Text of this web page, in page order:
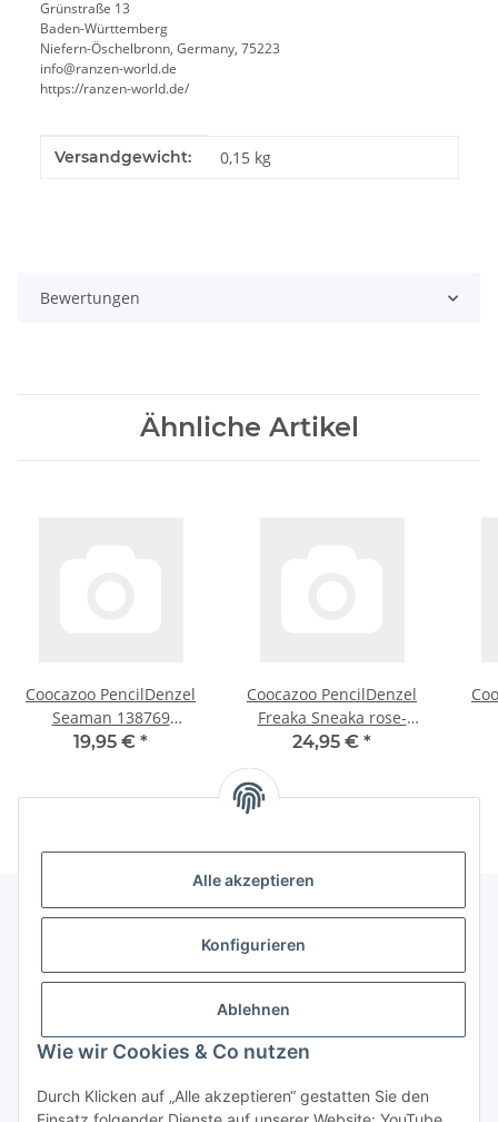
Alle akzeptieren
Konfigurieren
Ablehnen
Wie wir Cookies & Co nutzen
Durch Klicken auf „Alle akzeptieren“ gestatten Sie den
Grünstraße 13
Baden-Württemberg
Niefern-Öschelbronn, Germany, 75223
info@ranzen-world.de
https://ranzen-world.de/
Produkteigenschaft
Wert
Versandgewicht: 0,15 kg
Bewertungen
Ähnliche Artikel
Coocazoo PencilDenzel
Seaman 138769
Schlampermäppchen
19,95 € *
Coocazoo PencilDenzel
Freaka Sneaka rose-
purple 188133
Schlampermäppchen
24,95 € *
Gesetzliche Informationen
Vertrag widerrufen